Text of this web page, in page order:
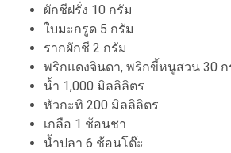
ผักชีฝรั่ง 10 กรัม
ใบมะกรูด 5 กรัม
รากผักชี 2 กรัม
พริกแดงจินดา, พริกขี้หนูสวน 30 ก
น้ำ 1,000 มิลลิลิตร
หัวกะทิ 200 มิลลิลิตร
เกลือ 1 ช้อนชา
น้ำปลา 6 ช้อนโต๊ะ